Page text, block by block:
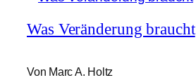
Was Veränderung braucht
Von Marc A. Holtz